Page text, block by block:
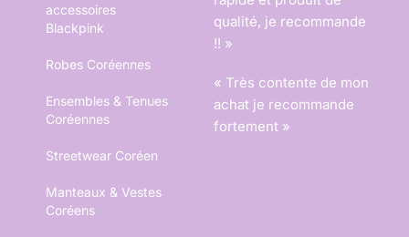
accessoires
Blackpink
Robes Coréennes
Ensembles & Tenues
Coréennes
Streetwear Coréen
Manteaux & Vestes
Coréens
qualité, je recommande
!! »
« Très contente de mon
achat je recommande
fortement »